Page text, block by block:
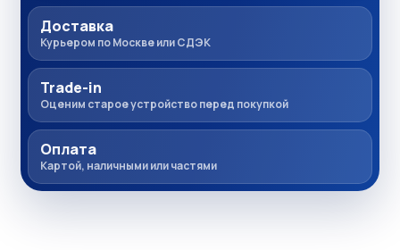
Доставка
Курьером по Москве или СДЭК
Trade-in
Оценим старое устройство перед покупкой
Оплата
Картой, наличными или частями